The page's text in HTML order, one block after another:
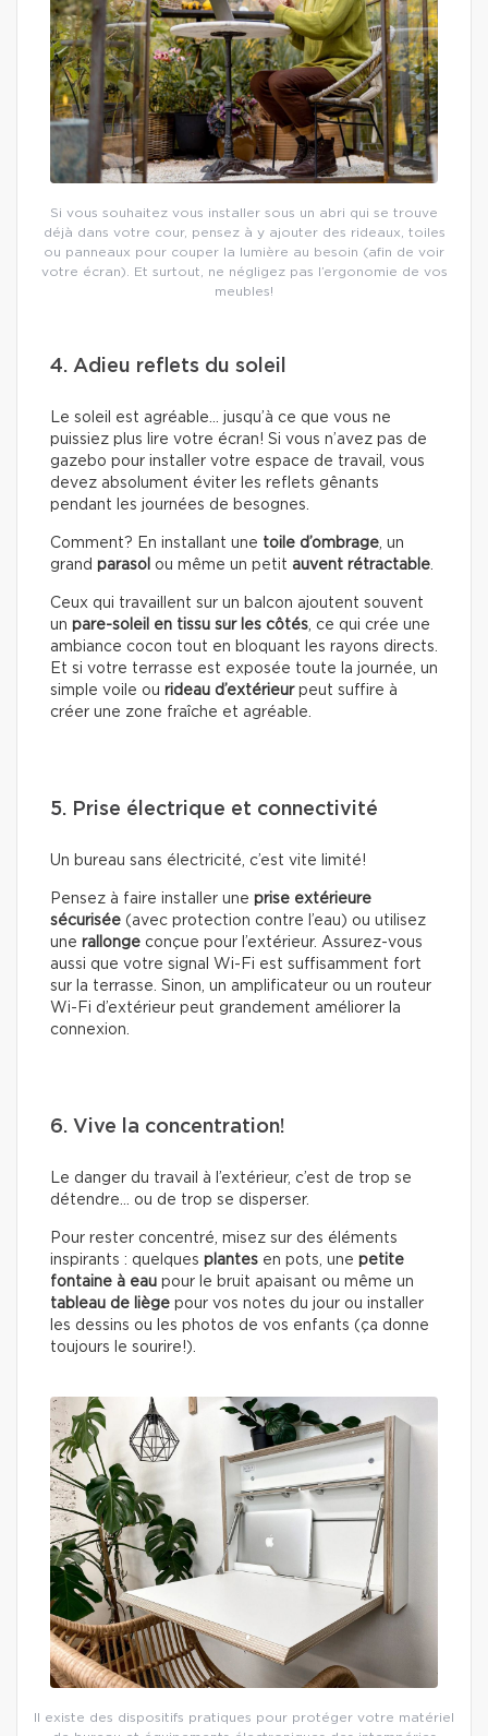
Si vous souhaitez vous installer sous un abri qui se trouve
déjà dans votre cour, pensez à y ajouter des rideaux, toiles
ou panneaux pour couper la lumière au besoin (afin de voir
votre écran). Et surtout, ne négligez pas l’ergonomie de vos
meubles!
4. Adieu reflets du soleil
Le soleil est agréable… jusqu’à ce que vous ne
puissiez plus lire votre écran! Si vous n’avez pas de
gazebo pour installer votre espace de travail, vous
devez absolument éviter les reflets gênants
pendant les journées de besognes.
Comment? En installant une toile d’ombrage, un
grand parasol ou même un petit auvent rétractable.
Ceux qui travaillent sur un balcon ajoutent souvent
un pare-soleil en tissu sur les côtés, ce qui crée une
ambiance cocon tout en bloquant les rayons directs.
Et si votre terrasse est exposée toute la journée, un
simple voile ou rideau d’extérieurpeut suffire à
créer une zone fraîche et agréable.
5. Prise électrique et connectivité
Un bureau sans électricité, c’est vite limité!
Pensez à faire installer une prise extérieure
sécurisée (avec protection contre l’eau) ou utilisez
une rallonge conçue pour l’extérieur. Assurez-vous
aussi que votre signal Wi-Fi est suffisamment fort
sur la terrasse. Sinon, un amplificateur ou un routeur
Wi-Fi d’extérieur peut grandement améliorer la
connexion.
6. Vive la concentration!
Le danger du travail à l’extérieur, c’est de trop se
détendre… ou de trop se disperser.
Pour rester concentré, misez sur des éléments
inspirants : quelques plantes en pots, une petite
fontaine à eau pour le bruit apaisant ou même un
tableau de liège pour vos notes du jour ou installer
les dessins ou les photos de vos enfants (ça donne
toujours le sourire!).
Il existe des dispositifs pratiques pour protéger votre matériel